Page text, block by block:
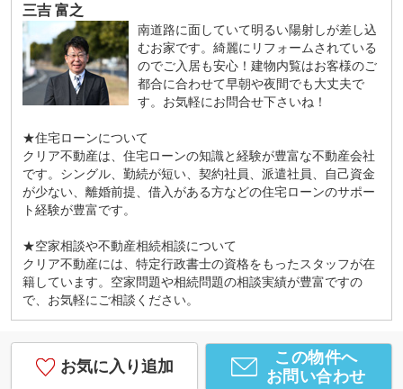
三吉 富之
南道路に面していて明るい陽射しが差し込
むお家です。綺麗にリフォームされている
のでご入居も安心！建物内覧はお客様のご
都合に合わせて早朝や夜間でも大丈夫で
す。お気軽にお問合せ下さいね！
★住宅ローンについて
クリア不動産は、住宅ローンの知識と経験が豊富な不動産会社
です。シングル、勤続が短い、契約社員、派遣社員、自己資金
が少ない、離婚前提、借入がある方などの住宅ローンのサポー
ト経験が豊富です。
★空家相談や不動産相続相談について
クリア不動産には、特定行政書士の資格をもったスタッフが在
籍しています。空家問題や相続問題の相談実績が豊富ですの
で、お気軽にご相談ください。
お気に入り追加
この物件へ
お問い合わせ